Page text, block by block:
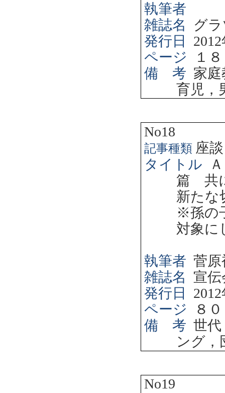
執筆者
雑誌名
グ
発行日
2012
ページ
１
備 考 家
育児，
No18
記事種類 座談
タイトル
篇 共
新た
※孫の
対象に
執筆者 菅原
雑誌名
宣伝
発行日
2012
ページ
８
備 考 世代
ング，
No19